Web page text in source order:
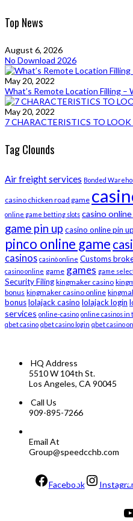
Top News
August 6, 2026
No Download 2026
May 20, 2022
What’s Remote Location Filling –
May 20, 2022
7 CHARACTERISTICS TO
Tag Clounds
Air freight services Bonded
casino chicken road game
online game betting slots casino
game pin up casino online pin
pinco online game
casinos casinò online Customs
casino online game games game
Security Filing kingmaker casino
bonus kingmaker casino online
bonuslolajack casino lolajack login
services online-casino online casinos in
qbet casino qbet casino login qbet casino
HQ Address
5510 W 104th St.
Los Angeles, CA 90045
Call Us
909-895-7266
Email At
Group@speedcchb.com
Facebook